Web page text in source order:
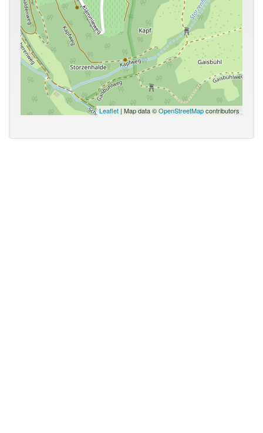
Leaflet | Map data ©OpenStreetMapcontributors